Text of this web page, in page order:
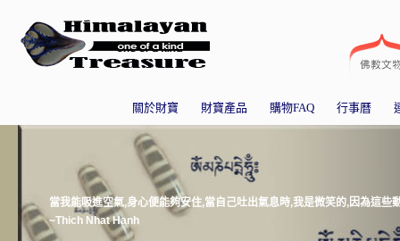
關於財寶 財寶產品 購物FAQ 行事曆
當我能吸進空氣,身心便能夠安住,當自己吐出氣息時,我是微笑的,因為這些
~Thich Nhat Hanh